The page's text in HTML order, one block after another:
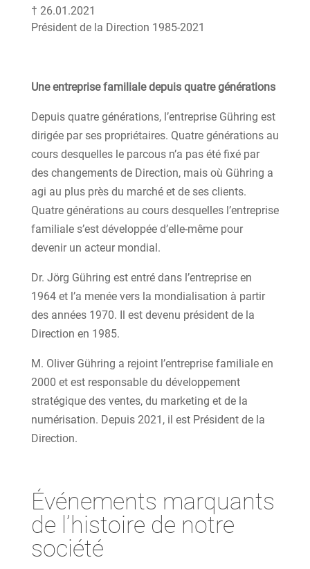
† 26.01.2021
Président de la Direction 1985-2021
Une entreprise familiale depuis quatre générations
Depuis quatre générations, l’entreprise Gühring est
dirigée par ses propriétaires. Quatre générations au
cours desquelles le parcous n’a pas été fixé par
des changements de Direction, mais où Gühring a
agi au plus près du marché et de ses clients.
Quatre générations au cours desquelles l’entreprise
familiale s’est développée d’elle-même pour
devenir un acteur mondial.
Dr. Jörg Gühring est entré dans l’entreprise en
1964 et l’a menée vers la mondialisation à partir
des années 1970. Il est devenu président de la
Direction en 1985.
M. Oliver Gühring a rejoint l’entreprise familiale en
2000 et est responsable du développement
stratégique des ventes, du marketing et de la
numérisation. Depuis 2021, il est Président de la
Direction.
Événements marquants
de l’histoire de notre
société